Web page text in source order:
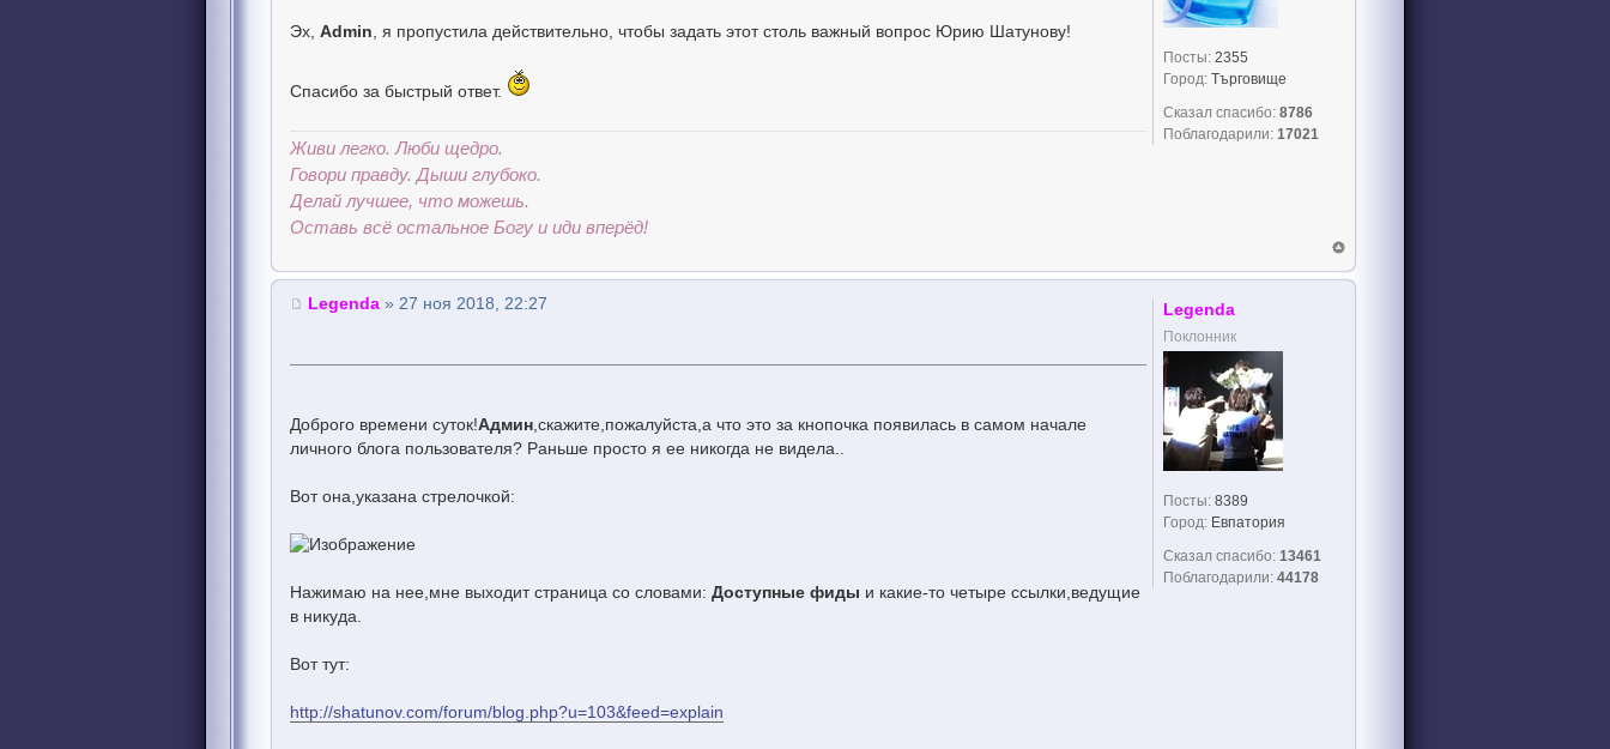
Эх, Admin , я пропустила действительно, чтобы задать этот столь важный вопрос Юрию Шатунову!
Спасибо за быстрый ответ.
Живи легко. Люби щедро.
Говори правду. Дыши глубоко.
Делай лучшее, что можешь.
Оставь всё остальное Богу и иди вперёд!
Посты: 2355
Город: Търговище
Сказал спасибо: 8786
Поблагодарили: 17021
Legenda » 27 ноя 2018, 22:27
Доброго времени суток!Админ,скажите,пожалуйста,а что это за кнопочка появилась в самом начале
личного блога пользователя? Раньше просто я ее никогда не видела..
Вот она,указана стрелочкой:
Нажимаю на нее,мне выходит страница со словами: Доступные фиды и какие-то четыре ссылки,ведущие
в никуда.
Вот тут:
http://shatunov.com/forum/blog.php?u=103&feed=explain
Legenda
Поклонник
Посты: 8389
Город: Евпатория
Сказал спасибо: 13461
Поблагодарили: 44178